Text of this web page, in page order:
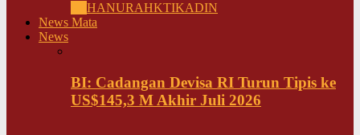
HANURAHKTIKADIN
News Mata
News
BI: Cadangan Devisa RI Turun Tipis ke
US$145,3 M Akhir Juli 2026